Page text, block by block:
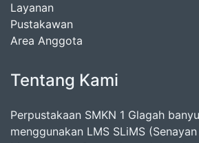
Layanan
Pustakawan
Area Anggota
Tentang Kami
Perpustakaan SMKN 1 Glagah
menggunakan LMS SLiMS